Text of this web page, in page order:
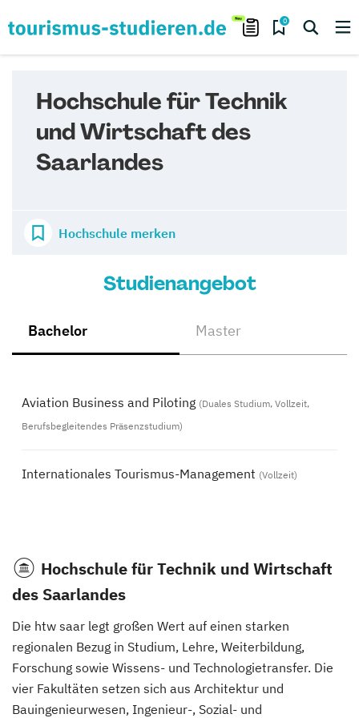
0
Hochschule für Technik
und Wirtschaft des
Saarlandes
Hochschule merken
Studienangebot
Bachelor Master
Aviation Business and Piloting (Duales Studium, Vollzeit,
Berufsbegleitendes Präsenzstudium)
Internationales Tourismus-Management (Vollzeit)
Hochschule für Technik und Wirtschaft
des Saarlandes
Die htw saar legt großen Wert auf einen starken
regionalen Bezug in Studium, Lehre, Weiterbildung,
Forschung sowie Wissens- und Technologietransfer. Die
vier Fakultäten setzen sich aus Architektur und
Bauingenieurwesen, Ingenieur-, Sozial- und